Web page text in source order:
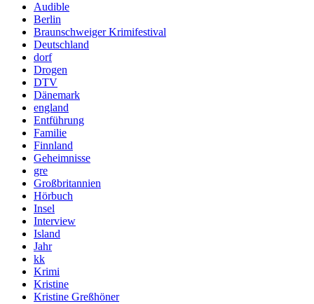
Audible
Berlin
Braunschweiger Krimifestival
Deutschland
dorf
Drogen
DTV
Dänemark
england
Entführung
Familie
Finnland
Geheimnisse
gre
Großbritannien
Hörbuch
Insel
Interview
Island
Jahr
kk
Krimi
Kristine
Kristine Greßhöner